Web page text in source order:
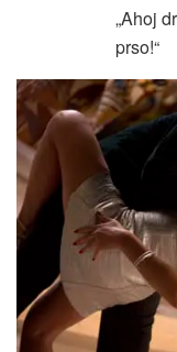
„Ahoj
prso!“